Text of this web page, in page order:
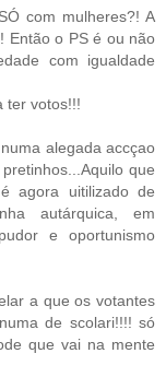
com mulheres?! A
Então o PS é ou não
com igualdade
ter votos!!!
alegada accçao
que
agora uitilizado de
autárquica, em
e oportunismo
a que os votantes
de scolari!!!! só
que vai na mente